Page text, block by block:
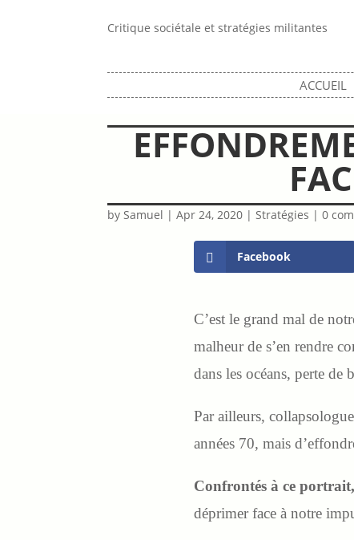
Critique sociétale et stratégies militantes
ACCUEIL
bySamuel |Apr 24, 2020 |Stratégies |0
Facebook
C’est le grand mal de
malheur de s’en rendre
dans les océans, perte de
Par ailleurs,
années 70, mais
Confrontés à ce
déprimer face à notre